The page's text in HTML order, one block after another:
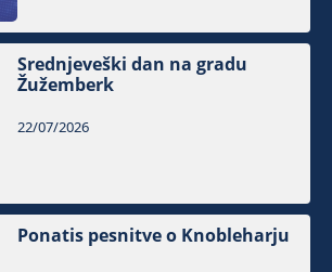
Srednjeveški dan na gradu
Žužemberk
22/07/2026
Ponatis pesnitve o Knobleharju